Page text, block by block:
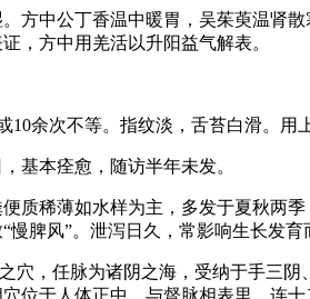
方中公丁香温中暖胃，吴茱萸温肾
，方中用羌活以升阳益气解表。
余次不等。指纹淡，舌苔白滑。用
基本痊愈，随访半年未发。
质稀薄如水样为主，多发于夏秋两
脾风”。泄泻日久，常影响生长发
穴，任脉为诸阴之海，受纳于手三
位于人体正中，与督脉相表里，连